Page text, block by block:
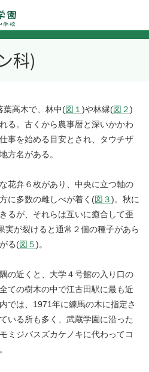
科)
葉高木で、林中(図１ )や林縁(図２)
る。古くから農事暦と深いかかわ
事を始める目安とされ、タウチザ
方名がある。
花弁６枚があり、中央に立つ軸の
に多数の雌しべが着く(図３)。秋に
るが、それらは互いに癒合して歪
実が裂けると通常２個の種子があら
る(図５)。
の近くと、大学４号館の入り口の
ての樹木の中で江古田駅に最も近
では、1971年に練馬の木に指定さ
いる所も多く、武蔵学園に沿った
ミジバスズカケノキに代わってコ